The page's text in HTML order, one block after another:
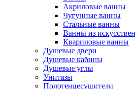
Акриловые ванны
Чугунные ванны
Стальные ванны
Ванны из
Квариловые ванны
Душевые двери
Душевые кабины
Душевые углы
Унитазы
Полотенцесушители